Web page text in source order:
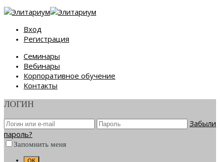
Вход
Регистрация
Семинары
Вебинары
Корпоративное обучение
Контакты
ЛОГИН
Забыли
пароль?
Запомнить меня